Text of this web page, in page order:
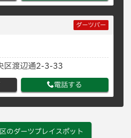
ダーツバー
区渡辺通2-3-33
電話する
のダーツプレイスポット